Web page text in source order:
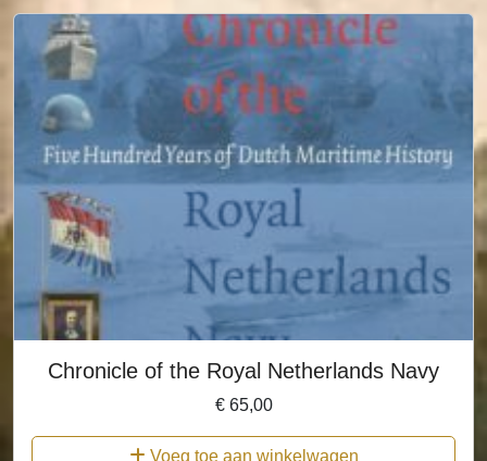
Chronicle of the Royal Netherlands Navy
€65,00
Voeg toe aan winkelwagen